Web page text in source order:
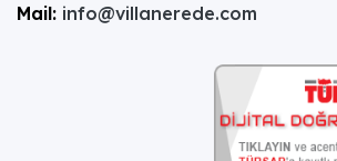
Mail: info@villanerede.com